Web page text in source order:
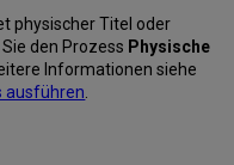
physischer Titel oder
den Prozess Physische
Informationen siehe
ausführen